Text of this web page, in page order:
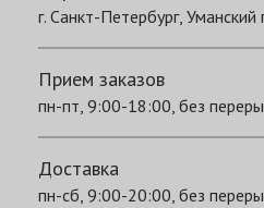
г. Санкт-Петербург,
Прием заказов
пн-пт, 9:00-18:00, без
Доставка
пн-сб, 9:00-20:00, без